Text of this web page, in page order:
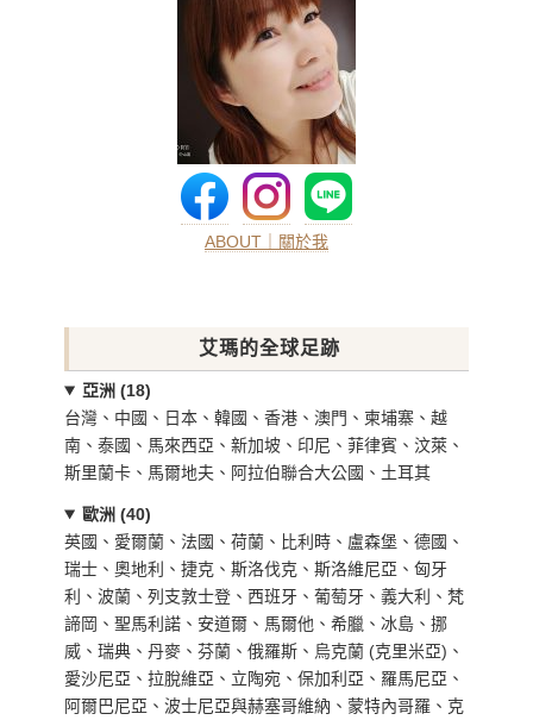
ABOUT｜關於我
艾瑪的全球足跡
亞洲 (18)
台灣、中國、日本、韓國、香港、澳門、柬埔寨、越
南、泰國、馬來西亞、新加坡、印尼、菲律賓、汶萊、
斯里蘭卡、馬爾地夫、阿拉伯聯合大公國、土耳其
歐洲 (40)
英國、愛爾蘭、法國、荷蘭、比利時、盧森堡、德國、
瑞士、奧地利、捷克、斯洛伐克、斯洛維尼亞、匈牙
利、波蘭、列支敦士登、西班牙、葡萄牙、義大利、梵
諦岡、聖馬利諾、安道爾、馬爾他、希臘、冰島、挪
威、瑞典、丹麥、芬蘭、俄羅斯、烏克蘭 (克里米亞)、
愛沙尼亞、拉脫維亞、立陶宛、保加利亞、羅馬尼亞、
阿爾巴尼亞、波士尼亞與赫塞哥維納、蒙特內哥羅、克